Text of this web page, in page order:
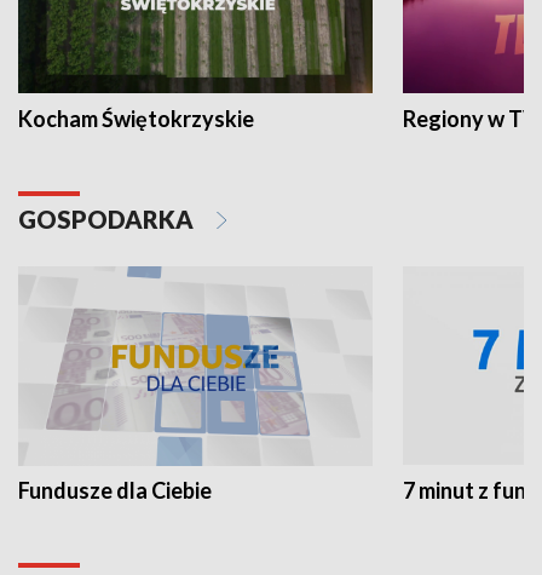
Kocham Świętokrzyskie Regiony w
GOSPODARKA
Fundusze dla Ciebie 7 minut z